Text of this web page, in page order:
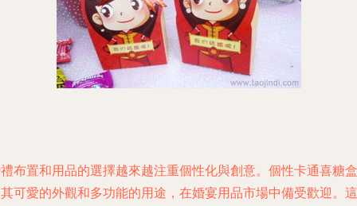
布置和用品的選擇越來越注重個性化與創意。個性卡通喜糖盒
可愛的外觀和多功能的用途，在婚宴用品市場中備受歡迎。這